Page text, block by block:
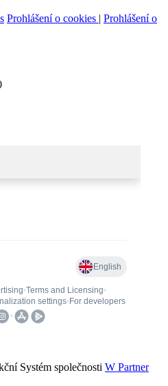
Prohlášení o cookies | Prohlášení o
Systém společnosti W Partner